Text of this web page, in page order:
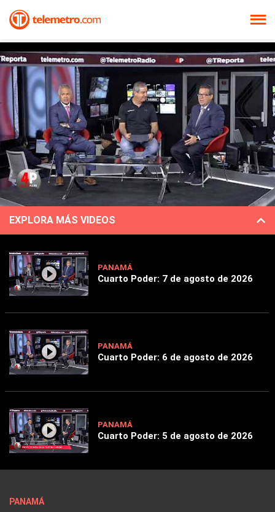
EXPLORA MÁS VIDEOS
PANAMÁ
Cuarto Poder: 7 de agosto de 2026
PANAMÁ
Cuarto Poder: 6 de agosto de 2026
PANAMÁ
Cuarto Poder: 5 de agosto de 2026
PANAMÁ